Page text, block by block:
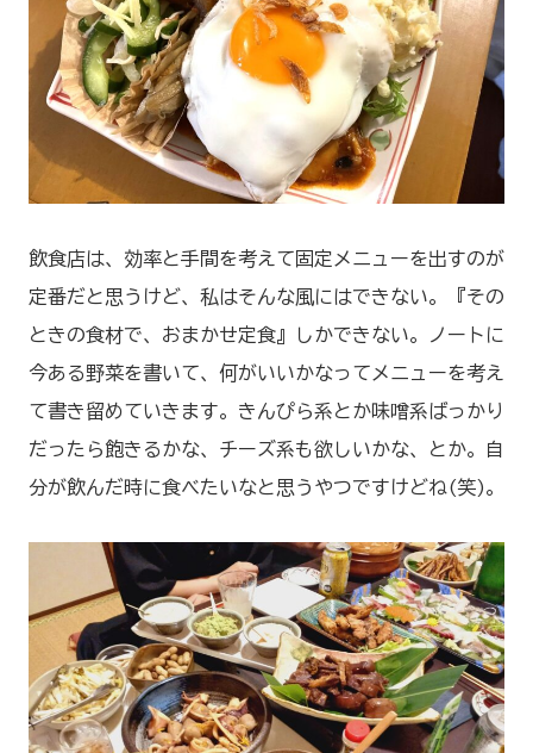
飲食店は、効率と手間を考えて固定メニューを出すのが
定番だと思うけど、私はそんな風にはできない。『その
ときの食材で、おまかせ定食』しかできない。ノートに
今ある野菜を書いて、何がいいかなってメニューを考え
て書き留めていきます。きんぴら系とか味噌系ばっかり
だったら飽きるかな、チーズ系も欲しいかな、とか。自
分が飲んだ時に食べたいなと思うやつですけどね(笑)。